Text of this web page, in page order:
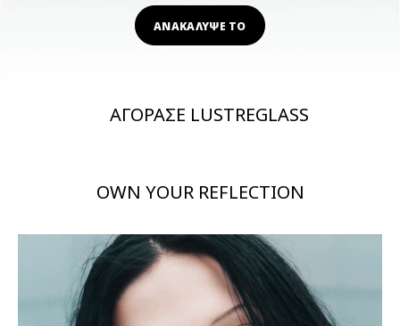
ΑΝΑΚΑΛΥΨΕ ΤΟ
ΑΓΟΡΑΣΕ LUSTREGLASS
OWN YOUR REFLECTION